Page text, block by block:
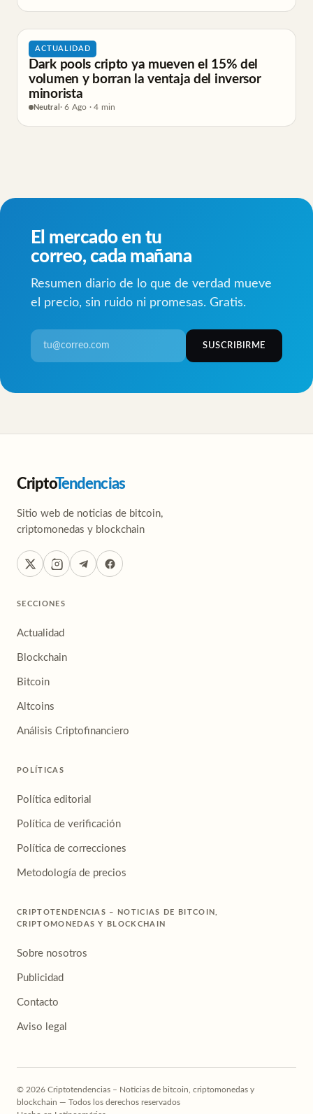
ACTUALIDAD
Dark pools cripto ya mueven el 15% del
volumen y borran la ventaja del inversor
minorista
Neutral · 6 Ago · 4 min
El mercado en tu
correo, cada mañana
Resumen diario de lo que de verdad mueve
el precio, sin ruido ni promesas. Gratis.
SUSCRIBIRME
CriptoTendencias
Sitio web de noticias de bitcoin,
criptomonedas y blockchain
SECCIONES
Actualidad
Blockchain
Bitcoin
Altcoins
Análisis Criptofinanciero
POLÍTICAS
Política editorial
Política de verificación
Política de correcciones
Metodología de precios
CRIPTOTENDENCIAS – NOTICIAS DE BITCOIN,
CRIPTOMONEDAS Y BLOCKCHAIN
Sobre nosotros
Publicidad
Contacto
Aviso legal
© 2026 Criptotendencias – Noticias de bitcoin, criptomonedas y
blockchain — Todos los derechos reservados